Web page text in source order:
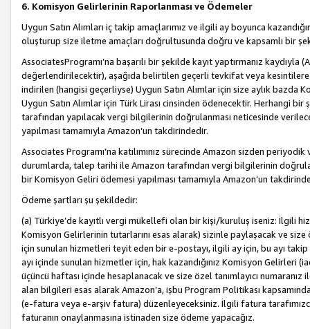
6. Komisyon Gelirlerinin Raporlanması ve Ödemeler
Uygun Satın Alımları iç takip amaçlarımız ve ilgili ay boyunca
oluşturup size iletme amaçları doğrultusunda doğru ve kapsamlı bir
AssociatesProgramı’na başarılı bir şekilde kayıt yaptırmanız
değerlendirilecektir), aşağıda belirtilen geçerli tevkifat veya
indirilen (hangisi geçerliyse) Uygun Satın Alımlar için size aylık
Uygun Satın Alımlar için Türk Lirası cinsinden ödenecektir. Herhangi
tarafından yapılacak vergi bilgilerinin doğrulanması neticesinde
yapılması tamamıyla Amazon’un takdirindedir.
Associates Programı’na katılımınız sürecinde Amazon sizden
durumlarda, talep tarihi ile Amazon tarafından vergi bilgilerinin
bir Komisyon Geliri ödemesi yapılması tamamıyla Amazon’un
Ödeme şartları şu şekildedir:
(a) Türkiye’de kayıtlı vergi mükellefi olan bir kişi/kuruluş iseniz: İlgili
Komisyon Gelirlerinin tutarlarını esas alarak) sizinle paylaşacak ve
için sunulan hizmetleri teyit eden bir e-postayı, ilgili ay için, bu ayı
ayı içinde sunulan hizmetler için, hak kazandığınız Komisyon Gelirleri
üçüncü haftası içinde hesaplanacak ve size özel tanımlayıcı
alan bilgileri esas alarak Amazon’a, işbu Program Politikası
(e-fatura veya e-arşiv fatura) düzenleyeceksiniz. İlgili fatura
faturanın onaylanmasına istinaden size ödeme yapacağız.